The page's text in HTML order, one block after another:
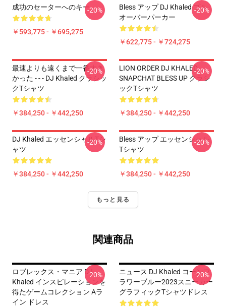
成功のセーターへのキー
￥593,775 - ￥695,275
-20%
Bless アップ DJ Khaled プル
オーバーパーカー
￥622,775 - ￥724,275
-20%
最速よりも遠くまで一番大き
かった - - - DJ Khaled クラシッ
クTシャツ
￥384,250 - ￥442,250
-20%
LION ORDER DJ KHALED
SNAPCHAT BLESS UP クラシ
ックTシャツ
￥384,250 - ￥442,250
-20%
DJ Khaled エッセンシャルTシ
ャツ
￥384,250 - ￥442,250
-20%
Bless アップ エッセンシャル
Tシャツ
￥384,250 - ￥442,250
-20%
もっと見る
関連商品
ロブレックス・マニア DJ
Khaled インスピレーションを
得たゲームコレクション Aラ
イン ドレス
-20%
ニュース DJ Khaled コーンフ
ラワーブルー2023スニーカー
グラフィックTシャツドレス
-20%